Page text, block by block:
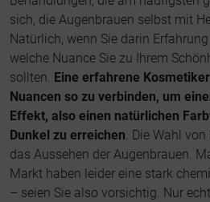
sich, die Augenbrauen selbst mit
Natürlich, wenn Sie darin
welche Nuance Sie zu Ihrem
sollten. Eine erfahrene
Nuancen so zu verbinden, um
Effekt, also einen natürlichen
Dunkel zu erreichen. Die Wahl
das Aussehen der Augenbrauen.
Markt haben leider eine stark
– seien Sie also vorsichtig. Nur